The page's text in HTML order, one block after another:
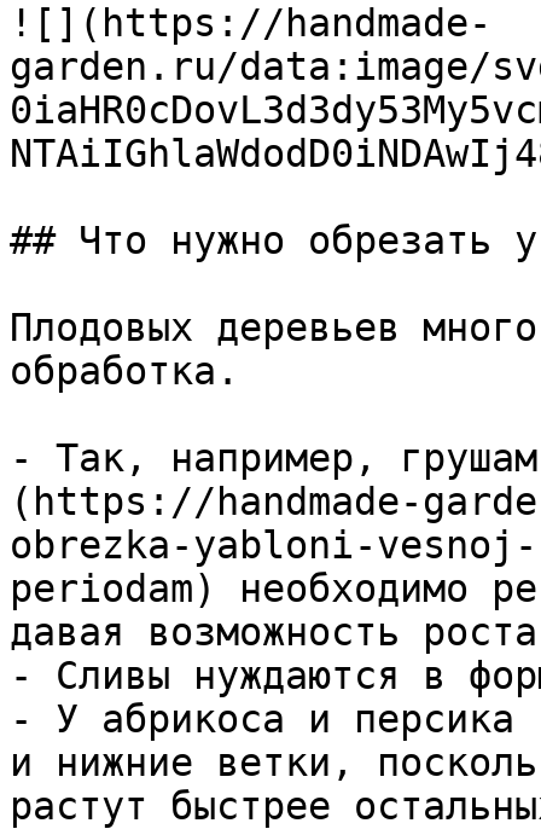
![](https://handmade-
garden.ru/data:image/
## Что нужно обрезать
Плодовых деревьев
обработка.
- Так, например,
(https://handmade-
obrezka-yabloni-
periodam) необходимо
давая возможность
- Сливы нуждаются в
- У абрикоса и персика
и нижние ветки,
растут быстрее